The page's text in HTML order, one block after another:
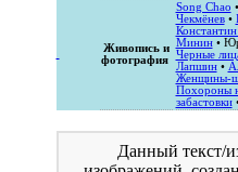
Живопись и
фотография
Song Chao •
Чекмёнев•
Минин•
Черные
Лапшин•
Женщины-
Похороны
забастовки
Данный текст/